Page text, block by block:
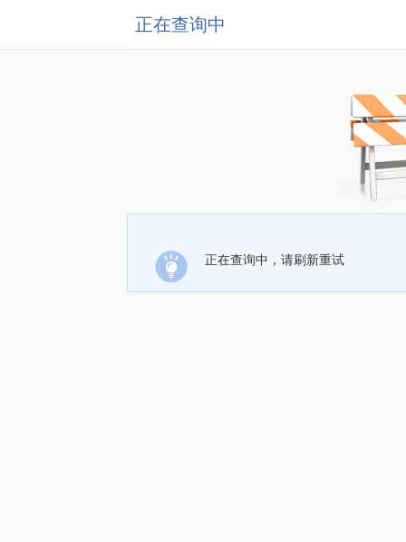
正在查询中
正在查询中，请刷新重试